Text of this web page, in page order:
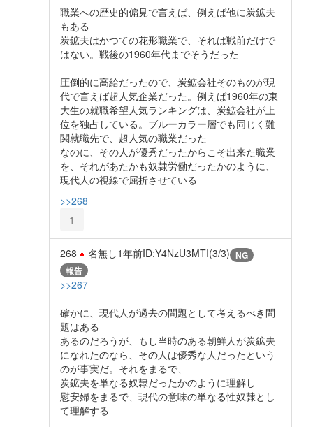
職業への歴史的偏見で言えば、例えば他に炭鉱夫
もある
炭鉱夫はかつての花形職業で、それは戦前だけで
はない。戦後の1960年代までそうだった
圧倒的に高給だったので、炭鉱会社そのものが現
代で言えば超人気企業だった。例えば1960年の東
大生の就職希望人気ランキングは、炭鉱会社が上
位を独占している。ブルーカラー層でも同じく難
関就職先で、超人気の職業だった
なのに、その人が優秀だったからこそ出来た職業
を、それがあたかも奴隷労働だったかのように、
現代人の視線で屈折させている
>>268
1
268 名無し1年前ID:Y4NzU3MTI(3/3) NG
報告
>>267
確かに、現代人が過去の問題として考えるべき問
題はある
あるのだろうが、もし当時のある朝鮮人が炭鉱夫
になれたのなら、その人は優秀な人だったという
のが事実だ。それをまるで、
炭鉱夫を単なる奴隷だったかのように理解し
慰安婦をまるで、現代の意味の単なる性奴隷とし
て理解する